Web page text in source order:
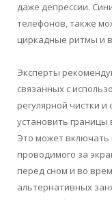
даже депрессии.
телефонов, также
циркадные ритмы и
Эксперты
связанных с
регулярной чистки
установить
Это может включать
проводимого за
перед сном и во
альтернативных